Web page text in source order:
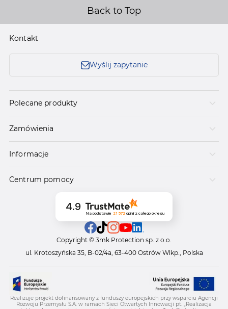
Back to Top
Kontakt
Wyślij zapytanie
Polecane produkty
Zamówienia
Informacje
Centrum pomocy
4.9
Na podstawie 21 572 opinii z całego okresu
Copyright © 3mk Protection sp. z o.o.
ul. Krotoszyńska 35, B-02/4a, 63-400 Ostrów Wlkp., Polska
Realizuje projekt dofinansowany z funduszy europejskich przy wsparciu Agencji
Rozwoju Przemysłu S.A. w ramach Sieci Otwartych Innowacji pt. „Realizacja